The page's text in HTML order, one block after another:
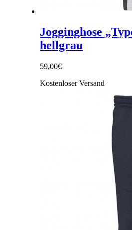
Jogginghose
hellgrau
59,00€
Kostenloser Versand